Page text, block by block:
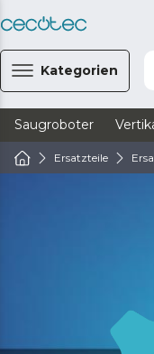
Kategorien
Saugroboter
Ersatzteile